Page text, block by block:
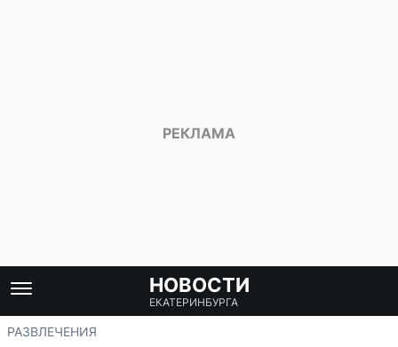
НОВОСТИ
ЕКАТЕРИНБУРГА
РАЗВЛЕЧЕНИЯ